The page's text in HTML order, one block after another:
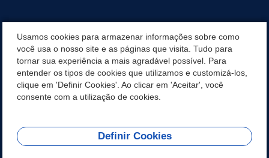
CONCURSO/PSS/CONVOCAÇÃO
INCENTIVOS PÚBLICOS À PROJETOS CULTURAIS - INÁCIO
MARTINS PR
REDES SOCIAIS
Usamos cookies para armazenar informações sobre como
você usa o nosso site e as páginas que visita. Tudo para
tornar sua experiência a mais agradável possível. Para
entender os tipos de cookies que utilizamos e customizá-los,
clique em 'Definir Cookies'. Ao clicar em 'Aceitar', você
consente com a utilização de cookies.
Definir Cookies